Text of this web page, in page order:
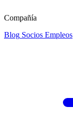
Compañía
Blog Socios Empleos